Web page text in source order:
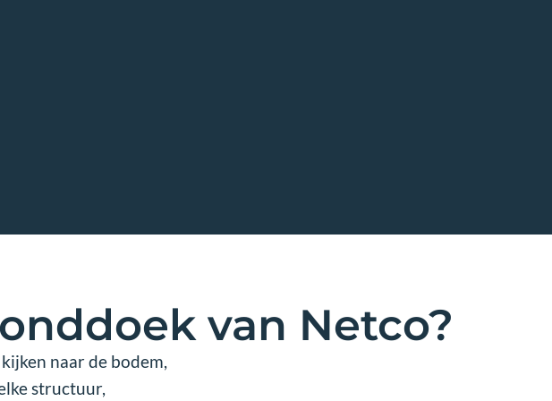
van Netco?
naar de bodem,
structuur,